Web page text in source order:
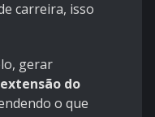
carreira, isso
gerar
do
o que